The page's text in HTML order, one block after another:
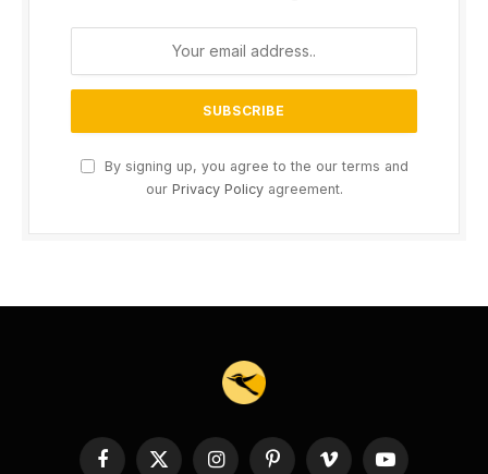
By signing up, you agree to the our terms and
our Privacy Policyagreement.
Facebook
X InstagramPinterestVimeo YouTube